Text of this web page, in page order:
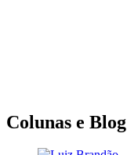
Colunas e Blog